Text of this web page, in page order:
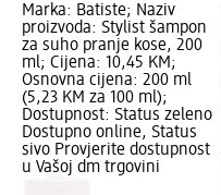
Marka: Batiste; Naziv
proizvoda: Stylist šampon
za suho pranje kose, 200
ml; Cijena: 10,45 KM;
Osnovna cijena: 200 ml
(5,23 KM za 100 ml);
Dostupnost: Status zeleno
Dostupno online, Status
sivo Provjerite dostupnost
u Vašoj dm trgovini